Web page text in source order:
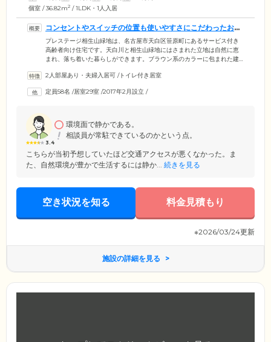
個室 / 36.82m2 / 1LDK・1人入居
コンセントやスイッチの位置も使いやすさにこだわったお住
まいです
プレステージ相生山緑地は、名古屋市天白区笹原町にあるサービス付き
高齢者向け住宅です。天白川と相生山緑地にはさまれた立地は自然に恵
まれ、落ち着いた暮らしができます。ブラウン系のカラーに包まれた建
囲気で、道路からエントランスまでのアプローチには車いすでも通りや
た間取りです。キッチン・収納スペース・エアコン・浴室・トイレ・洗
2人部屋あり・夫婦入居可 /トイレ付き居室
定員58名 /居室29室 /2017年2月設立 /
3.4
環境面で静かである。
相談員が常駐できているのかという点。
こちらが当初予想していたほど交通アクセスが悪くなかった。ま
た、自然環境が豊かで生活するには静か... 続きを見る
空き状況を知る 料金見積もり
※2026/03/24更新
施設の詳細を見る